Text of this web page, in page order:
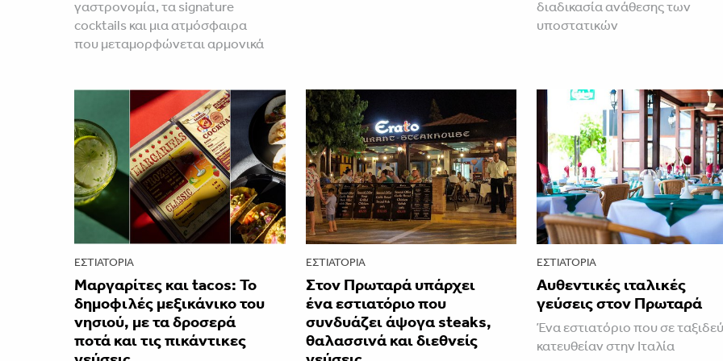
γαστρονομία, τα signature
cocktails και μια ατμόσφαιρα
που μεταμορφώνεται αρμονικά
διαδικασία ανάθεσης των
υποστατικών
ΕΣΤΙΑΤΌΡΙΑ
Μαργαρίτες και tacos: Το
δημοφιλές μεξικάνικο του
νησιού, με τα δροσερά
ποτά και τις πικάντικες
ΕΣΤΙΑΤΌΡΙΑ
Στον Πρωταρά υπάρχει
ένα εστιατόριο που
συνδυάζει άψογα steaks,
θαλασσινά και διεθνείς
ΕΣΤΙΑΤΌΡΙΑ
Αυθεντικές ιταλικές
γεύσεις στον Πρωταρά
Ένα εστιατόριο που σε
κατευθείαν στην Ιταλία